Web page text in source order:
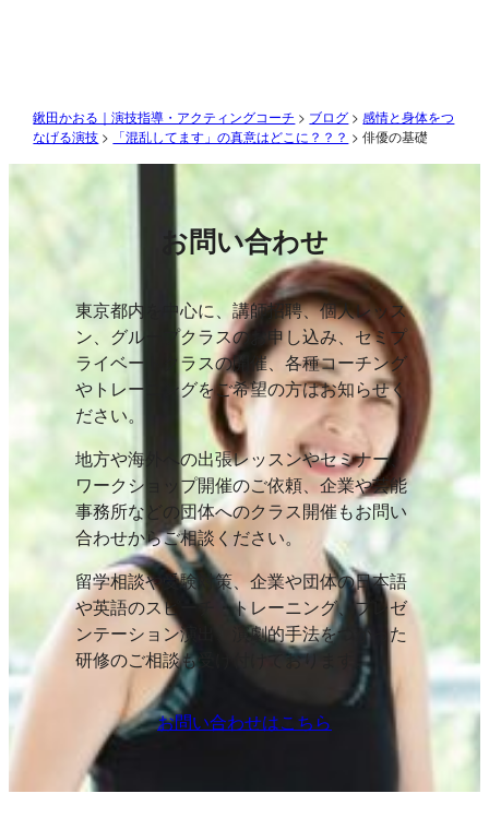
鍬田かおる｜演技指導・アクティングコーチ > ブログ >感情と身体をつ
なげる演技 > 「混乱してます」の真意はどこに？？？ >俳優の基礎
お問い合わせ
東京都内を中心に、講師招聘、個人レッス
ン、グループクラスのお申し込み、セミプ
ライベートクラスの開催、各種コーチング
やトレーニングをご希望の方はお知らせく
ださい。
地方や海外への出張レッスンやセミナー、
ワークショップ開催のご依頼、企業や芸能
事務所などの団体へのクラス開催もお問い
合わせからご相談ください。
留学相談や受験対策、企業や団体の日本語
や英語のスピーチ・トレーニング、プレゼ
ンテーション演出、演劇的手法をつかった
研修のご相談も受け付けております。
お問い合わせはこちら